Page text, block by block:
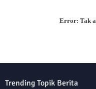
Error: Tak
Trending Topik Berita